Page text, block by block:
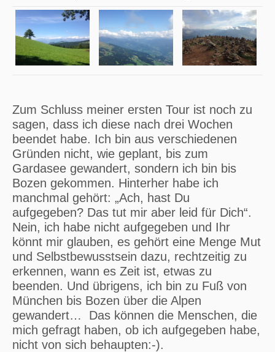
Zum Schluss meiner ersten Tour ist noch zu
sagen, dass ich diese nach drei Wochen
beendet habe. Ich bin aus verschiedenen
Gründen nicht, wie geplant, bis zum
Gardasee gewandert, sondern ich bin bis
Bozen gekommen. Hinterher habe ich
manchmal gehört: „Ach, hast Du
aufgegeben? Das tut mir aber leid für Dich“.
Nein, ich habe nicht aufgegeben und Ihr
könnt mir glauben, es gehört eine Menge Mut
und Selbstbewusstsein dazu, rechtzeitig zu
erkennen, wann es Zeit ist, etwas zu
beenden. Und übrigens, ich bin zu Fuß von
München bis Bozen über die Alpen
gewandert… Das können die Menschen, die
mich gefragt haben, ob ich aufgegeben habe,
nicht von sich behaupten:-).